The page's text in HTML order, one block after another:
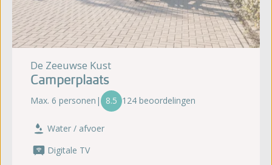
De Zeeuwse Kust
Camperplaats
Max. 6 personen | 8.5 124 beoordelingen
Water / afvoer
Digitale TV